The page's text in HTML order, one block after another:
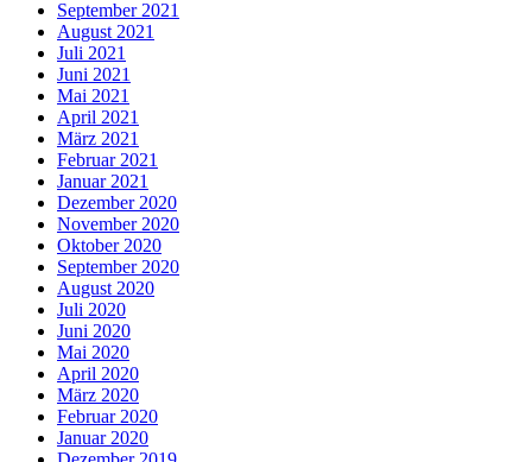
September 2021
August 2021
Juli 2021
Juni 2021
Mai 2021
April 2021
März 2021
Februar 2021
Januar 2021
Dezember 2020
November 2020
Oktober 2020
September 2020
August 2020
Juli 2020
Juni 2020
Mai 2020
April 2020
März 2020
Februar 2020
Januar 2020